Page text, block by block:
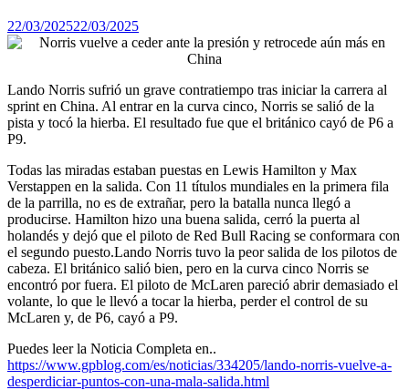
22/03/202522/03/2025
Lando Norris sufrió un grave contratiempo tras iniciar la carrera al
sprint en China. Al entrar en la curva cinco, Norris se salió de la
pista y tocó la hierba. El resultado fue que el británico cayó de P6 a
P9.
Todas las miradas estaban puestas en Lewis Hamilton y Max
Verstappen en la salida. Con 11 títulos mundiales en la primera fila
de la parrilla, no es de extrañar, pero la batalla nunca llegó a
producirse. Hamilton hizo una buena salida, cerró la puerta al
holandés y dejó que el piloto de Red Bull Racing se conformara con
el segundo puesto.Lando Norris tuvo la peor salida de los pilotos de
cabeza. El británico salió bien, pero en la curva cinco Norris se
encontró por fuera. El piloto de McLaren pareció abrir demasiado el
volante, lo que le llevó a tocar la hierba, perder el control de su
McLaren y, de P6, cayó a P9.
Puedes leer la Noticia Completa en..
https://www.gpblog.com/es/noticias/334205/lando-norris-vuelve-a-
desperdiciar-puntos-con-una-mala-salida.html